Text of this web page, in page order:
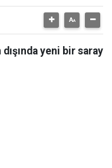
dışında yeni bir saray